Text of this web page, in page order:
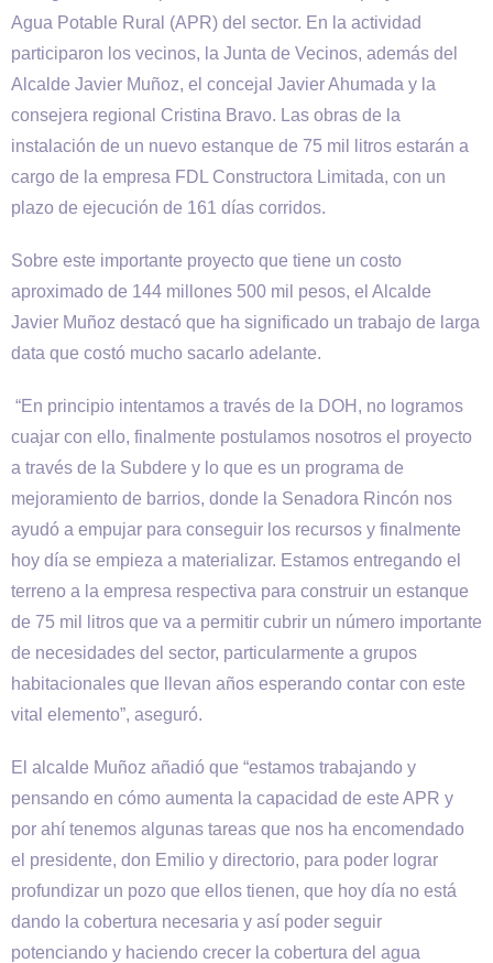
Agua Potable Rural (APR) del sector. En la actividad
participaron los vecinos, la Junta de Vecinos, además del
Alcalde Javier Muñoz, el concejal Javier Ahumada y la
consejera regional Cristina Bravo. Las obras de la
instalación de un nuevo estanque de 75 mil litros estarán a
cargo de la empresa FDL Constructora Limitada, con un
plazo de ejecución de 161 días corridos.
Sobre este importante proyecto que tiene un costo
aproximado de 144 millones 500 mil pesos, el Alcalde
Javier Muñoz destacó que ha significado un trabajo de larga
data que costó mucho sacarlo adelante.
“En principio intentamos a través de la DOH, no logramos
cuajar con ello, finalmente postulamos nosotros el proyecto
a través de la Subdere y lo que es un programa de
mejoramiento de barrios, donde la Senadora Rincón nos
ayudó a empujar para conseguir los recursos y finalmente
hoy día se empieza a materializar. Estamos entregando el
terreno a la empresa respectiva para construir un estanque
de 75 mil litros que va a permitir cubrir un número importante
de necesidades del sector, particularmente a grupos
habitacionales que llevan años esperando contar con este
vital elemento”, aseguró.
El alcalde Muñoz añadió que “estamos trabajando y
pensando en cómo aumenta la capacidad de este APR y
por ahí tenemos algunas tareas que nos ha encomendado
el presidente, don Emilio y directorio, para poder lograr
profundizar un pozo que ellos tienen, que hoy día no está
dando la cobertura necesaria y así poder seguir
potenciando y haciendo crecer la cobertura del agua